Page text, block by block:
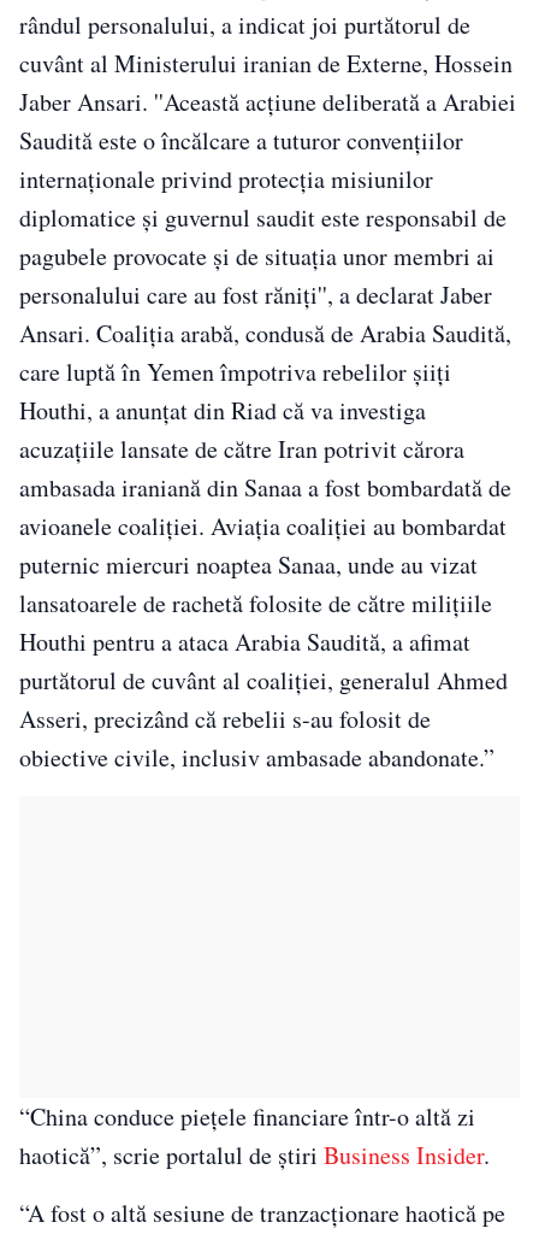
rândul personalului, a indicat joi purtătorul de
cuvânt al Ministerului iranian de Externe, Hossein
Jaber Ansari. ''Această acţiune deliberată a Arabiei
Saudită este o încălcare a tuturor convenţiilor
internaţionale privind protecţia misiunilor
diplomatice şi guvernul saudit este responsabil de
pagubele provocate şi de situaţia unor membri ai
personalului care au fost răniţi'', a declarat Jaber
Ansari. Coaliţia arabă, condusă de Arabia Saudită,
care luptă în Yemen împotriva rebelilor şiiţi
Houthi, a anunţat din Riad că va investiga
acuzaţiile lansate de către Iran potrivit cărora
ambasada iraniană din Sanaa a fost bombardată de
avioanele coaliţiei. Aviaţia coaliţiei au bombardat
puternic miercuri noaptea Sanaa, unde au vizat
lansatoarele de rachetă folosite de către miliţiile
Houthi pentru a ataca Arabia Saudită, a afimat
purtătorul de cuvânt al coaliţiei, generalul Ahmed
Asseri, precizând că rebelii s-au folosit de
obiective civile, inclusiv ambasade abandonate.”
“China conduce pieţele financiare într-o altă zi
haotică”, scrie portalul de ştiri Business Insider.
“A fost o altă sesiune de tranzacţionare haotică pe